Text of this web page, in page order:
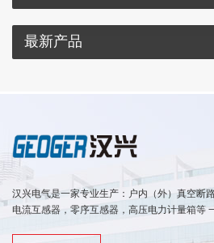
最新产品
汉兴电气是一家专业生产：户内（外）真空断
电流互感器，零序互感器，高压电力计量箱等